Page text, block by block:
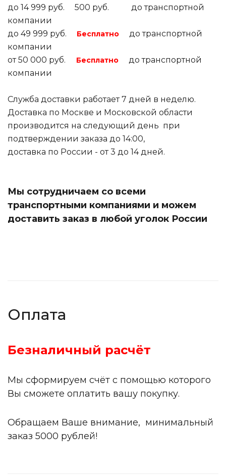
до 14 999 руб. 500 руб. до транспортной
компании
до 49 999 руб.
Бесплатно
до транспортной
компании
от 50 000 руб.
Бесплатно
до транспортной
компании
Служба доставки работает 7 дней в неделю.
Доставка по Москве и Московской области
производится на следующий день при
подтверждении заказа до 14:00,
доставка по России - от 3 до 14 дней.
Мы сотрудничаем со всеми
транспортными компаниями и можем
доставить заказ в любой уголок России
Оплата
Безналичный расчёт
Мы сформируем счёт с помощью которого
Вы сможете оплатить вашу покупку.
Обращаем Ваше внимание, минимальный
заказ 5000 рублей!